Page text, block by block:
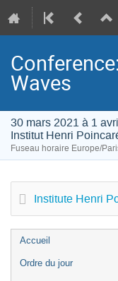
Waves
30 mars 2021 à 1
Institut Henri
Fuseau horaire Europe/
Institute Henri
Menu
de
Accueil
Ordre du jour